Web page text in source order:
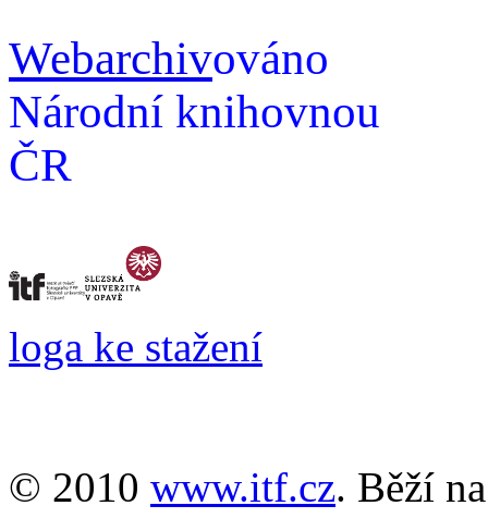
Webarchivováno
Národní knihovnou
ČR
loga ke stažení
© 2010 www.itf.cz. Běží